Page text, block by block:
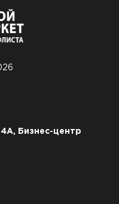
Бизнес-центр